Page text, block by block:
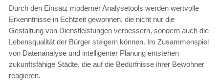
Durch den Einsatz moderner Analysetools werden wertvolle
Erkenntnisse in Echtzeit gewonnen, die nicht nur die
Gestaltung von Dienstleistungen verbessern, sondern auch die
Lebensqualität der Bürger steigern können. Im Zusammenspiel
von Datenanalyse und intelligenter Planung entstehen
zukunftsfähige Städte, die auf die Bedürfnisse ihrer Bewohner
reagieren.